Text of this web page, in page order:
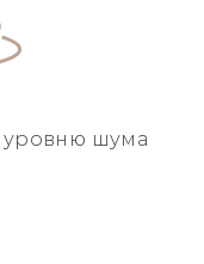
уровню шума